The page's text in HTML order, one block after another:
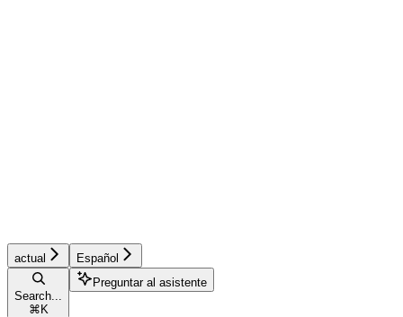
actual Español
Search...
⌘ K
Preguntar al asistente